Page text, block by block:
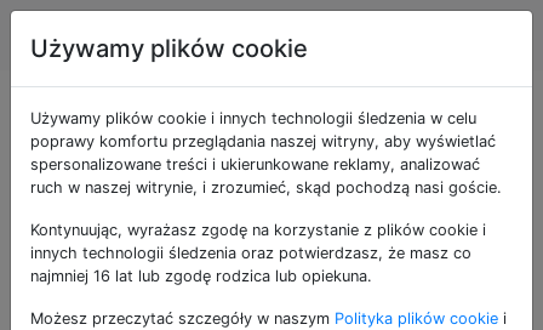
Apple Tagi
Pytania otagowane
jako parallels-
desktop
Używamy plików cookie
Używamy plików cookie i innych technologii śledzenia w celu
poprawy komfortu przeglądania naszej witryny, aby wyświetlać
spersonalizowane treści i ukierunkowane reklamy, analizować
ruch w naszej witrynie, i zrozumieć, skąd pochodzą nasi goście.
Kontynuując, wyrażasz zgodę na korzystanie z plików cookie i
innych technologii śledzenia oraz potwierdzasz, że masz co
najmniej 16 lat lub zgodę rodzica lub opiekuna.
Możesz przeczytać szczegóły w naszym Polityka plików cookie i